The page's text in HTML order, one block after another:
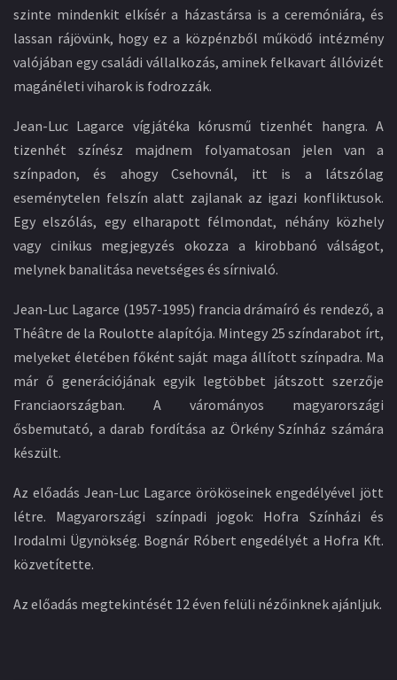
szinte mindenkit elkísér a házastársa is a ceremóniára, és
lassan rájövünk, hogy ez a közpénzből működő intézmény
valójában egy családi vállalkozás, aminek felkavart állóvizét
magánéleti viharok is fodrozzák.
Jean-Luc Lagarce vígjátéka kórusmű tizenhét hangra. A
tizenhét színész majdnem folyamatosan jelen van a
színpadon, és ahogy Csehovnál, itt is a látszólag
eseménytelen felszín alatt zajlanak az igazi konfliktusok.
Egy elszólás, egy elharapott félmondat, néhány közhely
vagy cinikus megjegyzés okozza a kirobbanó válságot,
melynek banalitása nevetséges és sírnivaló.
Jean-Luc Lagarce (1957-1995) francia drámaíró és rendező, a
Théâtre de la Roulotte alapítója. Mintegy 25 színdarabot írt,
melyeket életében főként saját maga állított színpadra. Ma
már ő generációjának egyik legtöbbet játszott szerzője
Franciaországban. A várományos magyarországi
ősbemutató, a darab fordítása az Örkény Színház számára
készült.
Az előadás Jean-Luc Lagarce örököseinek engedélyével jött
létre. Magyarországi színpadi jogok: Hofra Színházi és
Irodalmi Ügynökség. Bognár Róbert engedélyét a Hofra Kft.
közvetítette.
Az előadás megtekintését 12 éven felüli nézőinknek ajánljuk.